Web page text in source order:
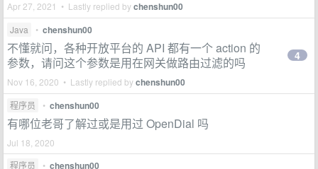
Apr 27, 2021 • Lastly replied bychenshun00
Java • chenshun00
不懂就问，各种开放平台的 API 都有一个 action 的
参数，请问这个参数是用在网关做路由过滤的吗
Nov 16, 2020 • Lastly replied bychenshun00
4
程序员 • chenshun00
有哪位老哥了解过或是用过 OpenDial 吗
Jul 18, 2020
程序员
• chenshun00